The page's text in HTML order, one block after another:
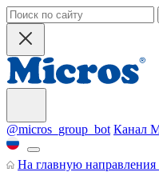
@micros_group_bot Канал
На главную направления